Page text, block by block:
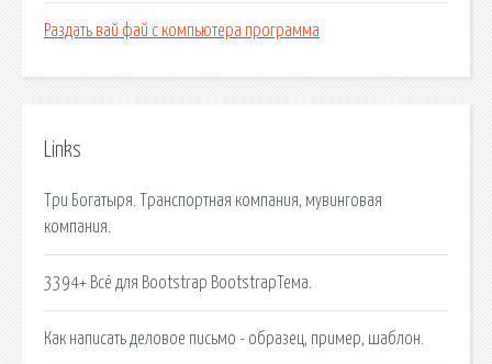
Раздать вай фай с компьютера программа
Links
Три Богатыря. Транспортная компания, мувинговая
компания.
3394+ Всё для Bootstrap BootstrapТема.
Как написать деловое письмо - образец, пример, шаблон.